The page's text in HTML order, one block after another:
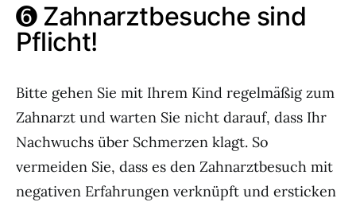
➏ Zahnarztbesuche sind
Pflicht!
Bitte gehen Sie mit Ihrem Kind regelmäßig zum
Zahnarzt und warten Sie nicht darauf, dass Ihr
Nachwuchs über Schmerzen klagt. So
vermeiden Sie, dass es den Zahnarztbesuch mit
negativen Erfahrungen verknüpft und ersticken